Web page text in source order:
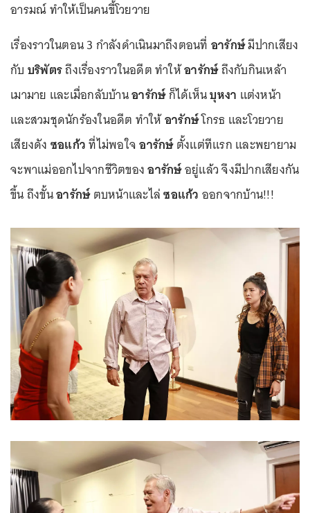
อารมณ์ ทำให้เป็นคนขี้โวยวาย
เรื่องราวในตอน 3 กำลังดำเนินมาถึงตอนที่ อารักษ์มีปากเสียง
กับ บริพัตรถึงเรื่องราวในอดีต ทำให้อารักษ์ถึงกับกินเหล้า
เมามาย และเมื่อกลับบ้านอารักษ์ก็ได้เห็นบุหงา แต่งหน้า
และสวมชุดนักร้องในอดีต ทำให้อารักษ์โกรธ และโวยวาย
เสียงดัง ซอแก้วที่ไม่พอใจอารักษ์ตั้งแต่ทีแรก และพยายาม
จะพาแม่ออกไปจากชีวิตของอารักษ์อยู่แล้ว จึงมีปากเสียงกัน
ขึ้น ถึงขั้นอารักษ์ตบหน้าและไล่ซอแก้ว ออกจากบ้าน!!!